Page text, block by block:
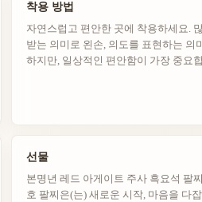
착용 방법
자연스럽고 편안한 곳에 착용하세요.
받는 의미로 왼손, 의도를 표현하는 의
하지만, 일상적인 편안함이 가장 중요
선물
본명년 레드 아게이트 주사 흑요석 팔
호 팔찌은(는) 새로운 시작, 마음을 다